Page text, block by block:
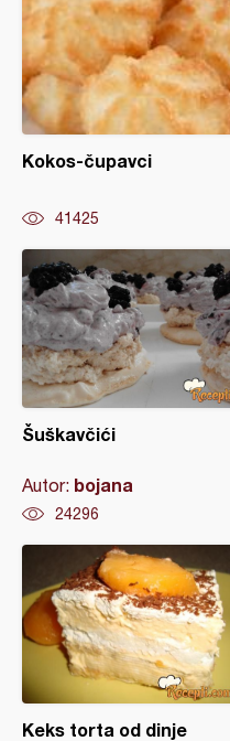
Kokos-čupavci
41425
Šuškavčići
Autor: bojana
24296
Keks torta od dinje